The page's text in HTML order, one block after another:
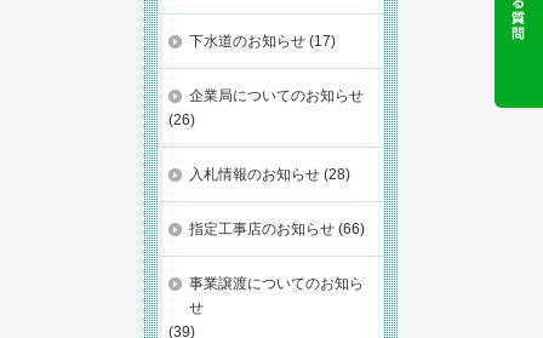
下水道のお知らせ (17)
企業局についてのお知らせ
(26)
入札情報のお知らせ (28)
指定工事店のお知らせ (66)
事業譲渡についてのお知ら
せ
(39)